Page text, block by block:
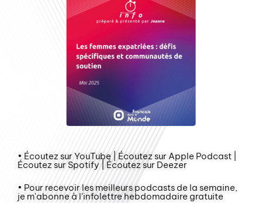
• Écoutez sur YouTube | Écoutez sur Apple Podcast |
Écoutez sur Spotify | Écoutez sur Deezer
• Pour recevoir les meilleurs podcasts de la semaine,
je m'abonne à l'infolettre hebdomadaire gratuite